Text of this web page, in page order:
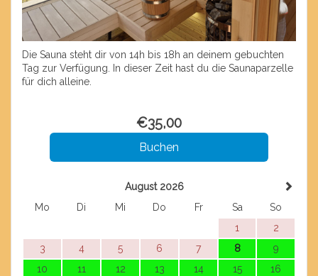
Die Sauna steht dir von 14h bis 18h an deinem gebuchten
Tag zur Verfügung. In dieser Zeit hast du die Saunaparzelle
für dich alleine.
€35,00
August 2026
Mo
Di Mi Do Fr Sa
So
1
2
3
4 5 6 7 8
9
10
11 12 13 14 15
16